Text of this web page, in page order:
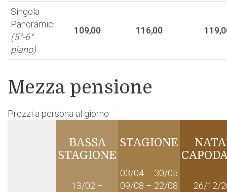
Singola
Panoramic
(5°-6°
piano)
109,00 116,00
Mezza pensione
Prezzi a persona al giorno
BASSA
STAGIONE
13/02 –
STAGIONE
03/04 – 30/05
09/08 – 22/08
26/12/